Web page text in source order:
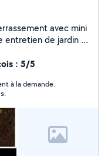
avec mini
entretien de jardin (
: 5/5
à la demande.